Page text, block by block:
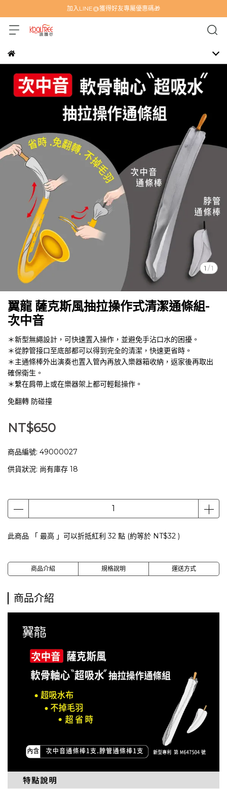
加入LINE@獲得好友專屬優惠碼🎁
1 /1
翼龍 薩克斯風抽拉操作式清潔通條組-
次中音
＊新型無繩設計，可快速置入操作，並避免手沾口水的困擾。
＊從脖管接口至底部都可以得到完全的清潔，快速更省時。
＊主通條棒外出演奏也置入管內再放入樂器箱收納，返家後再取出
確保衛生。
＊繫在肩帶上或在樂器架上都可輕鬆操作。
免翻轉 防碰撞
NT$650
商品編號: 49000027
供貨狀況: 尚有庫存 18
此商品 「 最高 」可以折抵紅利32 點 (約等於 NT$32 )
商品介紹 規格說明 運送方式
商品介紹